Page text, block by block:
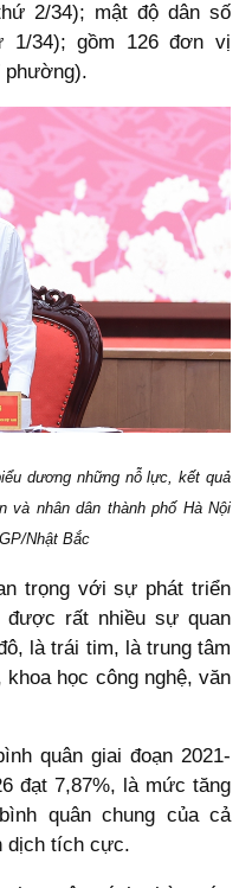
2/34); mật độ dân số
1/34); gồm 126 đơn vị
phường).
dương những nỗ lực, kết quả
và nhân dân thành phố Hà Nội
Nhật Bắc
trọng với sự phát triển
rất nhiều sự quan
là trái tim, là trung tâm
học công nghệ, văn
quân giai đoạn 2021-
đạt 7,87%, là mức tăng
quân chung của cả
dịch tích cực.